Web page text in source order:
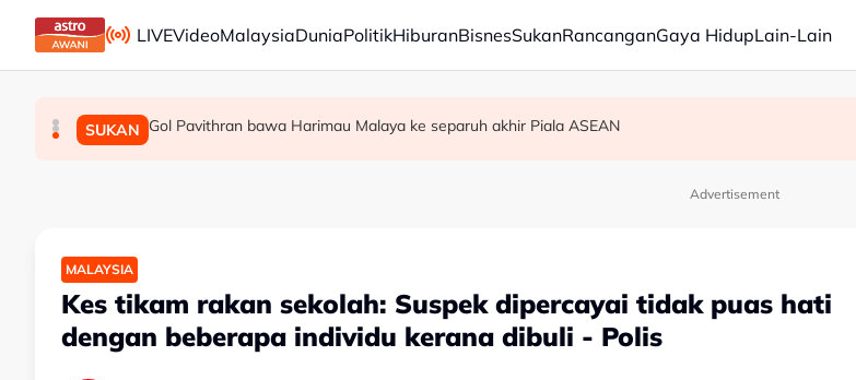
Skip to main content
LIVEVideoMalaysiaDuniaPolitikHiburanBisnesSukanRancanganGaya HidupLain-Lain
MALAYSIA Berita tempatan pilihan sepanjang hari ini
MALAYSIA Bapa lemas cuba selamatkan anak jatuh kolam ikan
SUKAN Gol Pavithran bawa Harimau Malaya ke separuh akhir Piala ASEAN
Advertisement
MALAYSIA
Kes tikam rakan sekolah: Suspek dipercayai tidak puas hati
dengan beberapa individu kerana dibuli - Polis